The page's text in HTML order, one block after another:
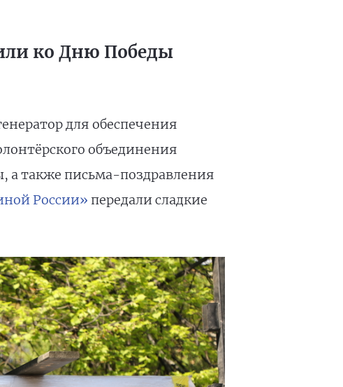
ко Дню Победы
для обеспечения
объединения
а также письма-поздравления
России» передали сладкие